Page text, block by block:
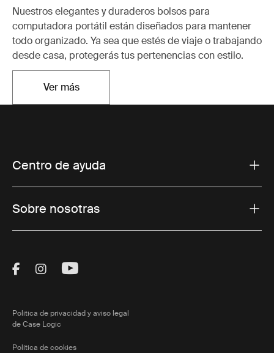
Nuestros elegantes y duraderos bolsos para
computadora portátil están diseñados para mantener
todo organizado. Ya sea que estés de viaje o trabajando
desde casa, protegerás tus pertenencias con estilo.
Ver másSe abre en una nueva pestaña
Centro de ayuda
Sobre nosotras
Visit Thule on Facebook (external link)
Visit Thule on Instagram (external link)
Visit Thule on Youtube (external
Política de privacidad y aviso legal
de Case Logic
Política de cookies